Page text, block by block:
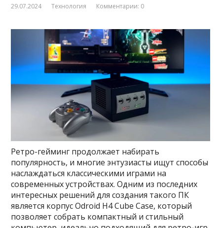
29.07.2024 Технология Комментарии: 0
Ретро-гейминг продолжает набирать
популярность, и многие энтузиасты ищут способы
наслаждаться классическими играми на
современных устройствах. Одним из последних
интересных решений для создания такого ПК
является корпус Odroid H4 Cube Case, который
позволяет собрать компактный и стильный